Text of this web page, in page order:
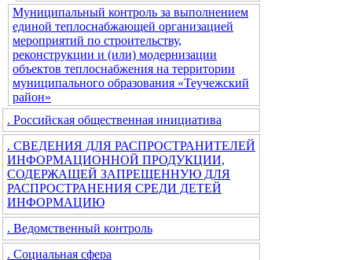
Муниципальный контроль за выполнением
единой теплоснабжающей организацией
мероприятий по строительству,
реконструкции и (или) модернизации
объектов теплоснабжения на территории
муниципального образования «Теучежский
район»
. Российская общественная инициатива
. СВЕДЕНИЯ ДЛЯ РАСПРОСТРАНИТЕЛЕЙ
ИНФОРМАЦИОННОЙ ПРОДУКЦИИ,
СОДЕРЖАЩЕЙ ЗАПРЕЩЕННУЮ ДЛЯ
РАСПРОСТРАНЕНИЯ СРЕДИ ДЕТЕЙ
ИНФОРМАЦИЮ
. Ведомственный контроль
. Социальная сфера